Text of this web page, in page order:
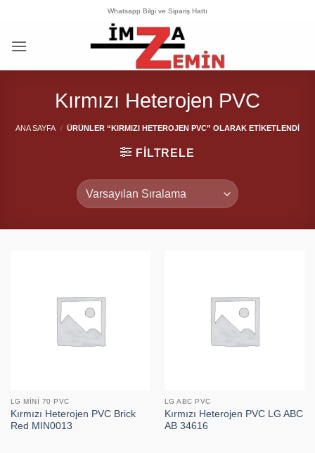
Whatsapp Bilgi ve Sipariş Hattı
Kırmızı Heterojen PVC
ANA SAYFA / ÜRÜNLER “KIRMIZI HETEROJEN PVC” OLARAK ETIKETLENDI
FILTRELE
LG MINI 70 PVC
Kırmızı Heterojen PVC Brick
Red MIN0013
LG ABC PVC
Kırmızı Heterojen PVC LG ABC
AB 34616